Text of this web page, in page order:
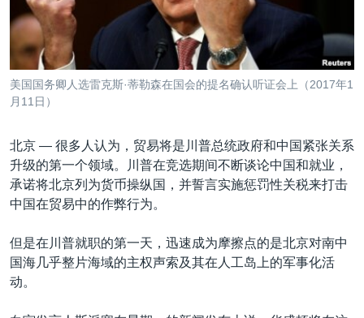
检
非洲
美洲
全球议题
军事
劳工
环境
国会报道
美中关系
美国建国250周年
埃博拉疫情
重要讲话与声明
台海两岸关系
南中国海争端
关注西藏
关注新疆
VOA今日焦点
中文广播
关注我们
其他语言网站
美国国务卿人选雷克斯·蒂勒森在国会的提名确认听证会上（2017年1
月11日）
北京 — 很多人认为，贸易将是川普总统政府和中国紧张关系
升级的第一个领域。川普在竞选期间不断谈论中国和就业，
承诺将北京列为货币操纵国，并誓言实施惩罚性关税来打击
中国在贸易中的作弊行为。
但是在川普就职的第一天，迅速成为摩擦点的是北京对南中
国海几乎整片海域的主权声索及其在人工岛上的军事化活
动。